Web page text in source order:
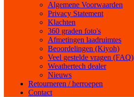
Algemene Voorwaarden
Privacy Statement
Klachten
360 graden foto's
Afmetingen laadruimtes
Beoordelingen (Kiyoh)
Veel gestelde vragen (FAQ)
Weathertech dealer
Nieuws
Retourneren / herroepen
Contact